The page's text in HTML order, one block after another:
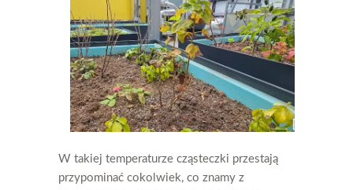
W takiej temperaturze cząsteczki przestają
przypominać cokolwiek, co znamy z